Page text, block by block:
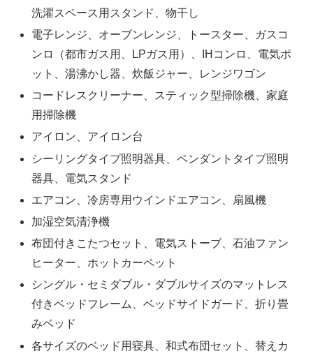
洗濯スペース用スタンド、物干し
電子レンジ、オーブンレンジ、トースター、ガスコ
ンロ（都市ガス用、LPガス用）、IHコンロ、電気ポ
ット、湯沸かし器、炊飯ジャー、レンジワゴン
コードレスクリーナー、スティック型掃除機、家庭
用掃除機
アイロン、アイロン台
シーリングタイプ照明器具、ペンダントタイプ照明
器具、電気スタンド
エアコン、冷房専用ウインドエアコン、扇風機
加湿空気清浄機
布団付きこたつセット、電気ストーブ、石油ファン
ヒーター、ホットカーペット
シングル・セミダブル・ダブルサイズのマットレス
付きベッドフレーム、ベッドサイドガード、折り畳
みベッド
各サイズのベッド用寝具、和式布団セット、替えカ